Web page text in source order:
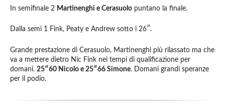
In semifinale 2 Martinenghi e Cerasuolo puntano la finale.
Dalla semi 1 Fink, Peaty e Andrew sotto i 26″.
Grande prestazione di Cerasuolo, Martinenghi più rilassato ma che
va a mettere dietro Nic Fink nei tempi di qualificazione per
domani. 25″60 Nicolo e 25″66 Simone. Domani grandi speranze
per il podio.